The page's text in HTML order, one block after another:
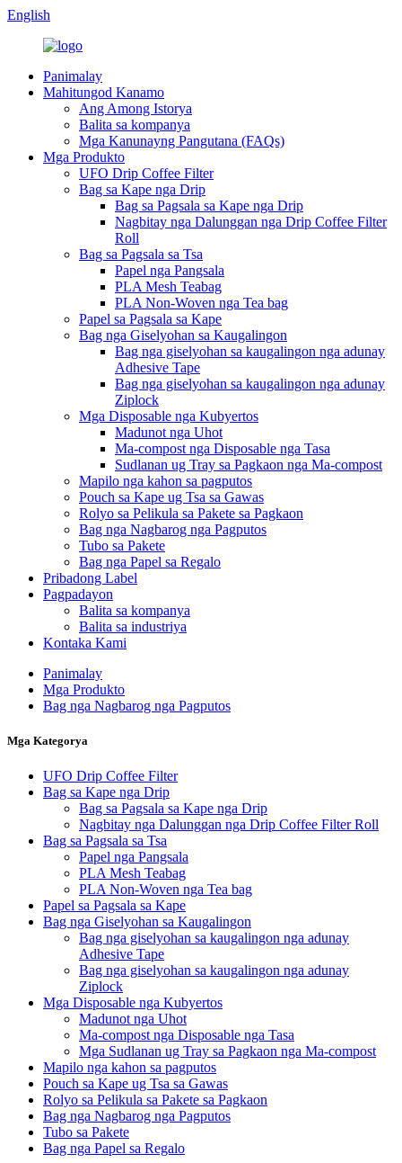
English
Panimalay
Mahitungod Kanamo
Ang Among Istorya
Balita sa kompanya
Mga Kanunayng Pangutana (FAQs)
Mga Produkto
UFO Drip Coffee Filter
Bag sa Kape nga Drip
Bag sa Pagsala sa Kape nga Drip
Nagbitay nga Dalunggan nga Drip Coffee Filter
Roll
Bag sa Pagsala sa Tsa
Papel nga Pangsala
PLA Mesh Teabag
PLA Non-Woven nga Tea bag
Papel sa Pagsala sa Kape
Bag nga Giselyohan sa Kaugalingon
Bag nga giselyohan sa kaugalingon nga adunay
Adhesive Tape
Bag nga giselyohan sa kaugalingon nga adunay
Ziplock
Mga Disposable nga Kubyertos
Madunot nga Uhot
Ma-compost nga Disposable nga Tasa
Sudlanan ug Tray sa Pagkaon nga Ma-compost
Mapilo nga kahon sa pagputos
Pouch sa Kape ug Tsa sa Gawas
Rolyo sa Pelikula sa Pakete sa Pagkaon
Bag nga Nagbarog nga Pagputos
Tubo sa Pakete
Bag nga Papel sa Regalo
Pribadong Label
Pagpadayon
Balita sa kompanya
Balita sa industriya
Kontaka Kami
Panimalay
Mga Produkto
Bag nga Nagbarog nga Pagputos
Mga Kategorya
UFO Drip Coffee Filter
Bag sa Kape nga Drip
Bag sa Pagsala sa Kape nga Drip
Nagbitay nga Dalunggan nga Drip Coffee Filter Roll
Bag sa Pagsala sa Tsa
Papel nga Pangsala
PLA Mesh Teabag
PLA Non-Woven nga Tea bag
Papel sa Pagsala sa Kape
Bag nga Giselyohan sa Kaugalingon
Bag nga giselyohan sa kaugalingon nga adunay
Adhesive Tape
Bag nga giselyohan sa kaugalingon nga adunay
Ziplock
Mga Disposable nga Kubyertos
Madunot nga Uhot
Ma-compost nga Disposable nga Tasa
Mga Sudlanan ug Tray sa Pagkaon nga Ma-compost
Mapilo nga kahon sa pagputos
Pouch sa Kape ug Tsa sa Gawas
Rolyo sa Pelikula sa Pakete sa Pagkaon
Bag nga Nagbarog nga Pagputos
Tubo sa Pakete
Bag nga Papel sa Regalo